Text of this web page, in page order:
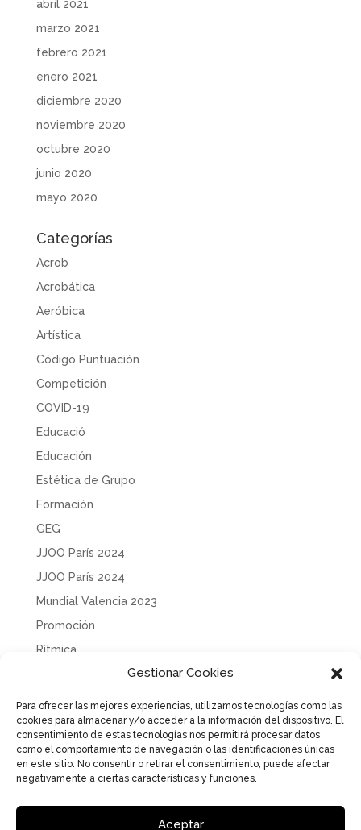
Gestionar Cookies
Para ofrecer las mejores experiencias, utilizamos tecnologías como las
cookies para almacenar y/o acceder a la información del dispositivo. El
consentimiento de estas tecnologías nos permitirá procesar datos
como el comportamiento de navegación o las identificaciones únicas
en este sitio. No consentir o retirar el consentimiento, puede afectar
negativamente a ciertas características y funciones.
Aceptar
abril 2021
marzo 2021
febrero 2021
enero 2021
diciembre 2020
noviembre 2020
octubre 2020
junio 2020
mayo 2020
Categorías
Acrob
Acrobática
Aeróbica
Artística
Código Puntuación
Competición
COVID-19
Educació
Educación
Estética de Grupo
Formación
GEG
JJOO París 2024
JJOO París 2024
Mundial Valencia 2023
Promoción
Rítmica
Tecnificación
Uncategorized
Política de Privacidad